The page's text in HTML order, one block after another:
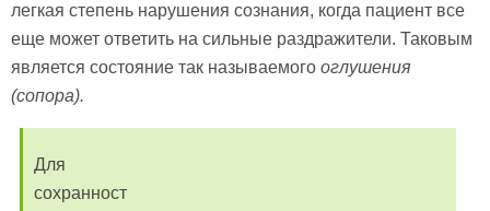
легкая степень нарушения сознания, когда пациент все
еще может ответить на сильные раздражители. Таковым
является состояние так называемого оглушения
(сопора).
Для
сохранност